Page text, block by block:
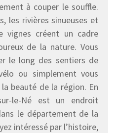
à couper le souffle.
les rivières sinueuses et
vignes créent un cadre
de la nature. Vous
le long des sentiers de
ou simplement vous
beauté de la région. En
le-Né est un endroit
le département de la
intéressé par l’histoire,